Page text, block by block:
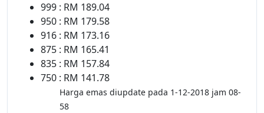
999 : RM 189.04
950 : RM 179.58
916 : RM 173.16
875 : RM 165.41
835 : RM 157.84
750 : RM 141.78
Harga emas diupdate pada 1-12-2018 jam 08-
58